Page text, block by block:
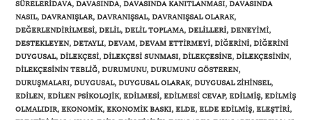
SÜRELERIDAVA, DAVASINDA, DAVASINDA KANITLANMASI, DAVASINDA
NASIL, DAVRANIŞLAR, DAVRANIŞSAL, DAVRANIŞSAL OLARAK,
DEĞERLENDIRILMESI, DELIL, DELIL TOPLAMA, DELILLERI, DENEYIMI,
DESTEKLEYEN, DETAYLI, DEVAM, DEVAM ETTIRMEYI, DIĞERINI, DIĞERINI
DUYGUSAL, DILEKÇESI, DILEKÇESI SUNMASI, DILEKÇESINE, DILEKÇESININ,
DILEKÇESININ TEBLIĞ, DURUMUNU, DURUMUNU GÖSTEREN,
DURUŞMALARI, DUYGUSAL, DUYGUSAL OLARAK, DUYGUSAL ZIHINSEL,
EDILEN, EDILEN PSIKOLOJIK, EDILMESI, EDILMESI CEVAP, EDILMIŞ, EDILMIŞ
OLMALIDIR, EKONOMIK, EKONOMIK BASKI, ELDE, ELDE EDILMIŞ, ELEŞTIRI,